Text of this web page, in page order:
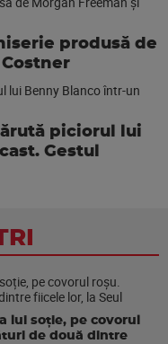
produsă de
piciorul lui
Gestul
lui soție, pe covorul
de două dintre